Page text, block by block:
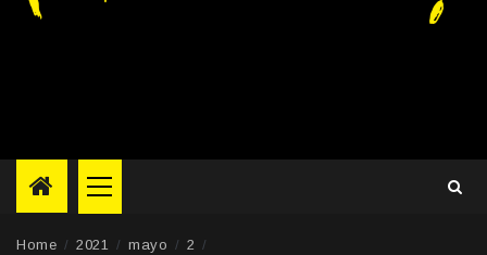
Primary
Menu
Home 2021 mayo
2